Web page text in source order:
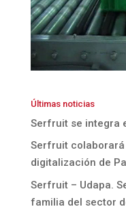
Últimas noticias
Serfruit se integra
Serfruit
digitalización de
Serfruit – Udapa.
familia del sector